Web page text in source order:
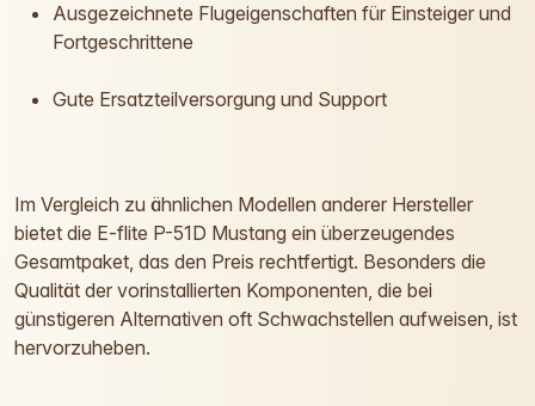
Ausgezeichnete Flugeigenschaften für Einsteiger und
Fortgeschrittene
Gute Ersatzteilversorgung und Support
Im Vergleich zu ähnlichen Modellen anderer Hersteller
bietet die E-flite P-51D Mustang ein überzeugendes
Gesamtpaket, das den Preis rechtfertigt. Besonders die
Qualität der vorinstallierten Komponenten, die bei
günstigeren Alternativen oft Schwachstellen aufweisen, ist
hervorzuheben.